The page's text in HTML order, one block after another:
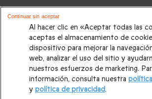
Porque regalar experiencias es
que fortalecen vínculos y
DESCUBRIR
Al hacer clic en «Aceptar todas las
aceptas el almacenamiento de
dispositivo para mejorar la
web, analizar el uso del sitio y
nuestros esfuerzos de marketing.
información, consulta nuestra
y política de privacidad.
Continuar sin aceptar